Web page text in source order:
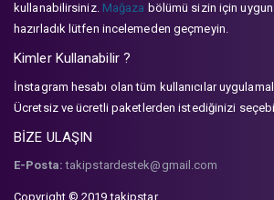
kullanabilirsiniz. Mağaza bölümü sizin için
hazırladık lütfen incelemeden geçmeyin.
Kimler Kullanabilir ?
İnstagram hesabı olan tüm kullanıcılar
Ücretsiz ve ücretli paketlerden istediğinizi
BİZE ULAŞIN
E-Posta: takipstardestek@gmail.com
Copyright © 2019 takipstar.